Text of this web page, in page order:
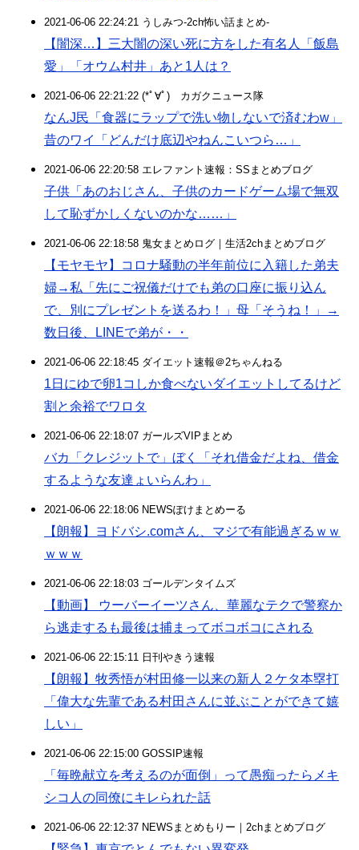
2021-06-06 22:24:21 うしみつ-2ch怖い話まとめ-
【闇深…】三大闇の深い死に方をした有名人「飯島
愛」「オウム村井」あと1人は？
2021-06-06 22:21:22 (*ﾟ∀ﾟ)ゞカガクニュース隊
なんJ民「食器にラップで洗い物しないで済むわw」
昔のワイ「どんだけ底辺やねんこいつら…」
2021-06-06 22:20:58 エレファント速報：SSまとめブログ
子供「あのおじさん、子供のカードゲーム場で無双
して恥ずかしくないのかな……」
2021-06-06 22:18:58 鬼女まとめログ｜生活2chまとめブログ
【モヤモヤ】コロナ騒動の半年前位に入籍した弟夫
婦→私「先にご祝儀だけでも弟の口座に振り込ん
で、別にプレゼントを送るわ！」母「そうね！」→
数日後、LINEで弟が・・
2021-06-06 22:18:45 ダイエット速報＠2ちゃんねる
1日にゆで卵1コしか食べないダイエットしてるけど
割と余裕でワロタ
2021-06-06 22:18:07 ガールズVIPまとめ
バカ「クレジットで」ぼく「それ借金だよね、借金
するような友達ょいらんわ」
2021-06-06 22:18:06 NEWSぽけまとめーる
【朗報】ヨドバシ.comさん、マジで有能過ぎるｗｗ
ｗｗｗ
2021-06-06 22:18:03 ゴールデンタイムズ
【動画】 ウーバーイーツさん、華麗なテクで警察か
ら逃走するも最後は捕まってボコボコにされる
2021-06-06 22:15:11 日刊やきう速報
【朗報】牧秀悟が村田修一以来の新人２ケタ本塁打
「偉大な先輩である村田さんに並ぶことができて嬉
しい」
2021-06-06 22:15:00 GOSSIP速報
「毎晩献立を考えるのが面倒」って愚痴ったらメキ
シコ人の同僚にキレられた話
2021-06-06 22:12:37 NEWSまとめもりー｜2chまとめブログ